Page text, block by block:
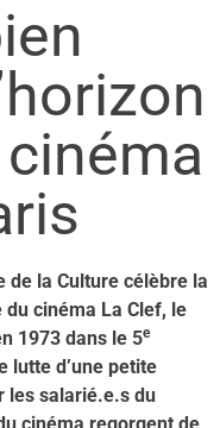
de la Culture célèbre la
cinéma La Clef, le
1973 dans le 5e
lutte d’une petite
les salarié.e.s du